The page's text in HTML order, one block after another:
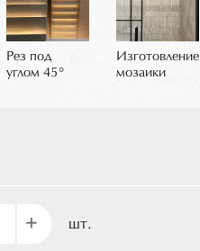
Рез под
углом 45°
Изготовление
мозаики
+ шт.